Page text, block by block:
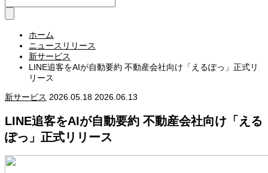
ホーム
ニュースリリース
新サービス
LINE追客をAIが自動要約 不動産会社向け「えるぽっ」正式リ
リース
新サービス 2026.05.18 2026.06.13
LINE追客をAIが自動要約 不動産会社向け「える
ぽっ」正式リリース